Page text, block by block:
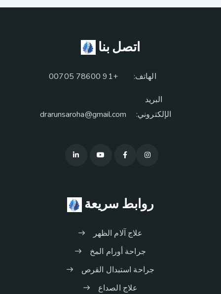
اتصل بنا
الهاتف: +91 78600 00705
البريد
الإلكتروني:
drarunsaroha@gmail.com
روابط سريعة
علاج آلام الظهر
جراحة أورام المخ
جراحة استبدال القرص
علاج الصداع